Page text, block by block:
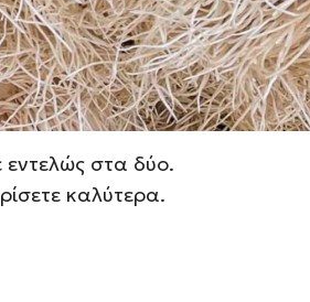
ανοιχτοπράσινο
στα δύο.
καλύτερα.